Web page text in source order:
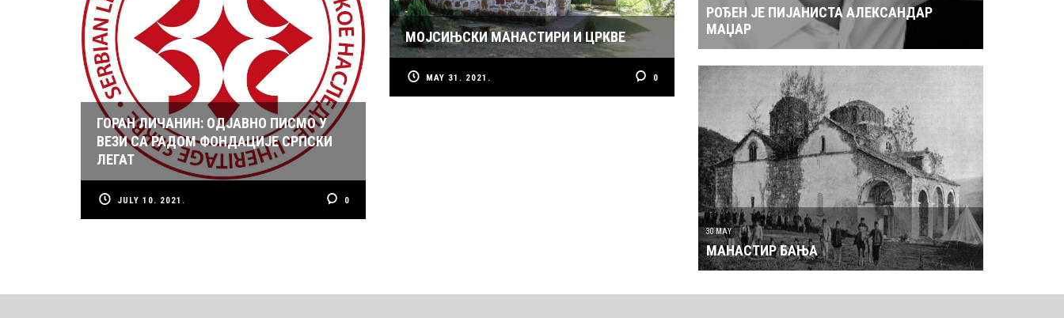
ГОРАН ЛИЧАНИН: ОДЈАВНО ПИСМО У
ВЕЗИ СА РАДОМ ФОНДАЦИЈЕ СРПСКИ
ЛЕГАТ
JULY 10. 2021. 0
МОЈСИЊСКИ МАНАСТИРИ И ЦРКВЕ
MAY 31. 2021. 0
РОЂЕН ЈЕ ПИЈАНИСТА АЛЕКСАНДАР
МАЏАР
30 MAY
МАНАСТИР БАЊА